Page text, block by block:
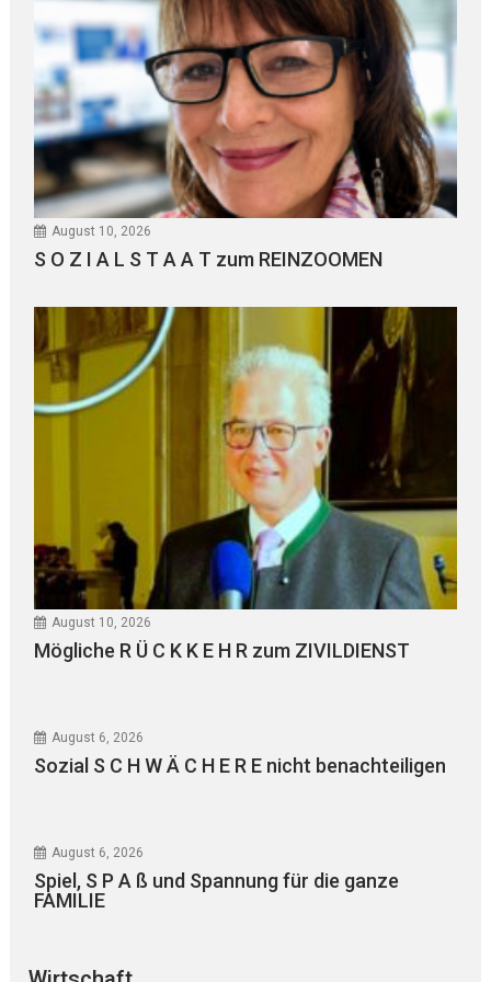
August 10, 2026
S O Z I A L S T A A T zum REINZOOMEN
August 10, 2026
Mögliche R Ü C K K E H R zum ZIVILDIENST
August 6, 2026
Sozial S C H W Ä C H E R E nicht benachteiligen
August 6, 2026
Spiel, S P A ß und Spannung für die ganze
FAMILIE